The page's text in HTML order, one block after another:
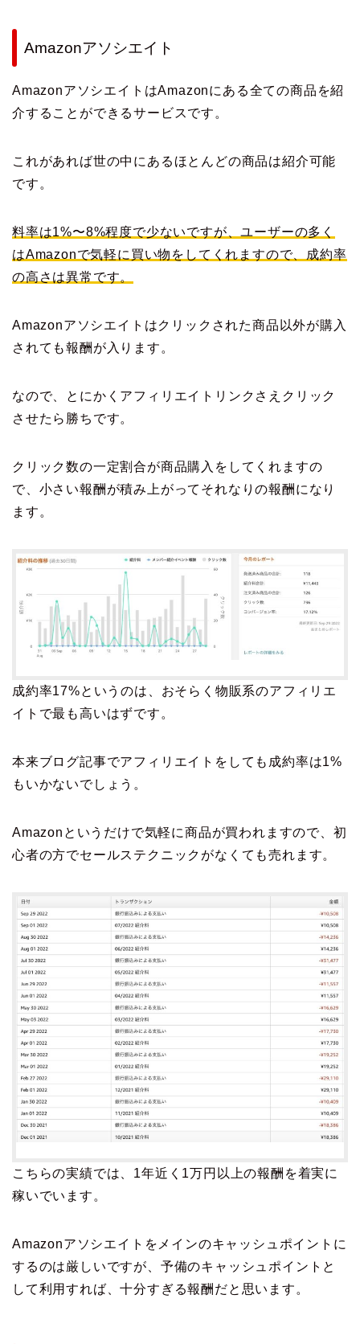
Amazonアソシエイト
AmazonアソシエイトはAmazonにある全ての商品を紹
介することができるサービスです。
これがあれば世の中にあるほとんどの商品は紹介可能
です。
料率は1%〜8%程度で少ないですが、ユーザーの多く
はAmazonで気軽に買い物をしてくれますので、成約率
の高さは異常です。
Amazonアソシエイトはクリックされた商品以外が購入
されても報酬が入ります。
なので、とにかくアフィリエイトリンクさえクリック
させたら勝ちです。
クリック数の一定割合が商品購入をしてくれますの
で、小さい報酬が積み上がってそれなりの報酬になり
ます。
成約率17%というのは、おそらく物販系のアフィリエ
イトで最も高いはずです。
本来ブログ記事でアフィリエイトをしても成約率は1%
もいかないでしょう。
Amazonというだけで気軽に商品が買われますので、初
心者の方でセールステクニックがなくても売れます。
こちらの実績では、1年近く1万円以上の報酬を着実に
稼いでいます。
Amazonアソシエイトをメインのキャッシュポイントに
するのは厳しいですが、予備のキャッシュポイントと
して利用すれば、十分すぎる報酬だと思います。